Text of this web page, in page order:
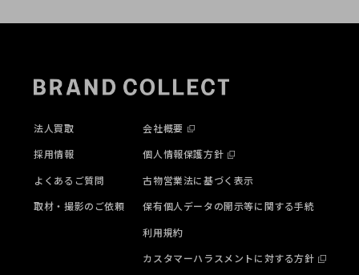
法人買取
採用情報
よくあるご質問
取材・撮影のご依頼
会社概要
個人情報保護方針
古物営業法に基づく表示
保有個人データの開示等に関する手続
利用規約
カスタマーハラスメントに対する方針